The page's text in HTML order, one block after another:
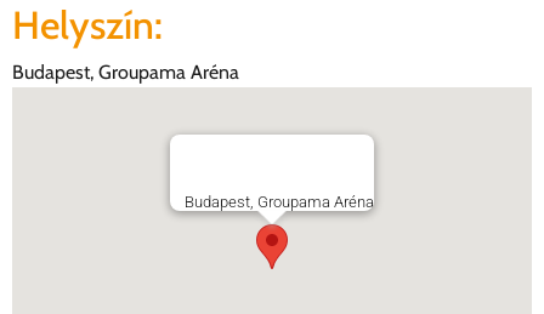
Helyszín:
Budapest, Groupama Aréna
Budapest, Groupama Aréna